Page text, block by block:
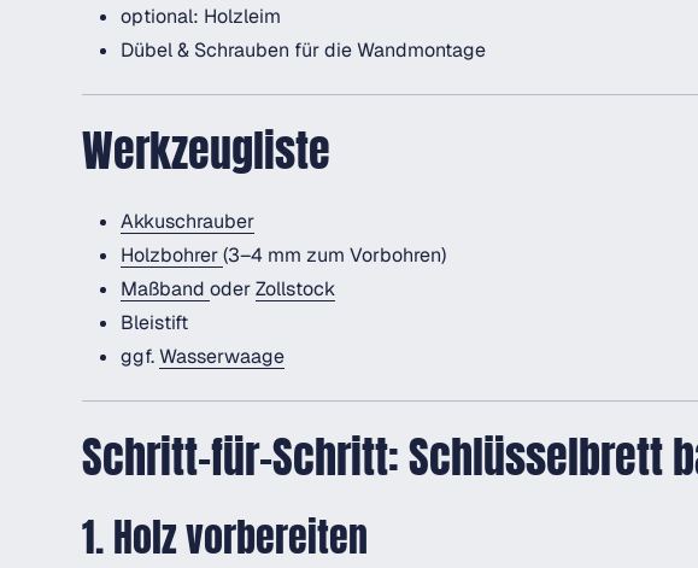
optional: Holzleim
Dübel & Schrauben für die Wandmontage
Werkzeugliste
Akkuschrauber
Holzbohrer(3–4 mm zum Vorbohren)
Maßband oderZollstock
Bleistift
ggf.Wasserwaage
Schritt-für-Schritt: Schlüsselbrett
1. Holz vorbereiten